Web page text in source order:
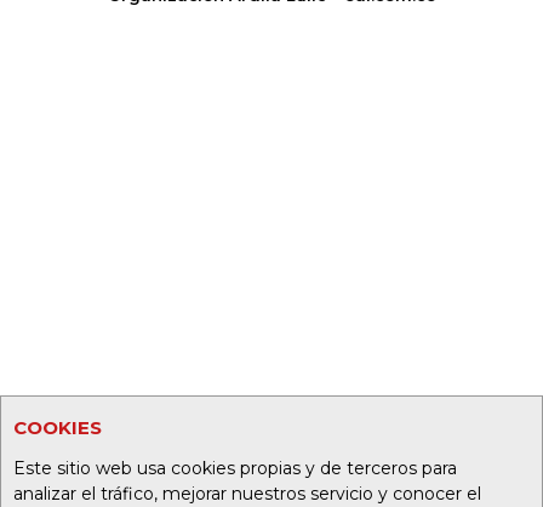
COOKIES
Este sitio web usa cookies propias y de terceros para
analizar el tráfico, mejorar nuestros servicio y conocer el